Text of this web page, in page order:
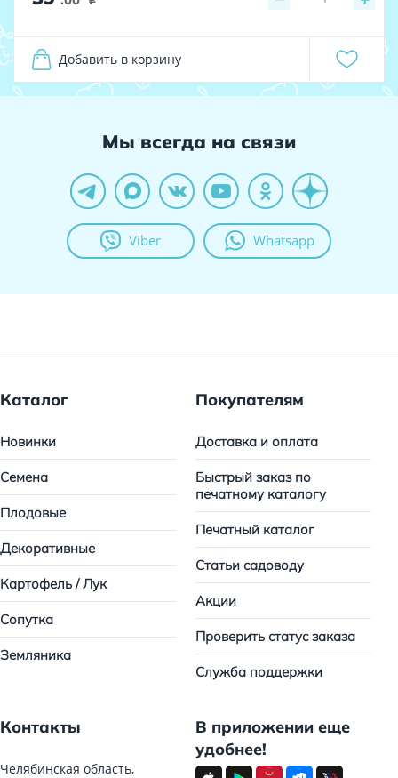
Добавить в корзину
Мы всегда на связи
Viber Whatsapp
Каталог
Новинки
Семена
Плодовые
Декоративные
Картофель / Лук
Сопутка
Земляника
Покупателям
Доставка и оплата
Быстрый заказ по
печатному каталогу
Печатный каталог
Статьи садоводу
Акции
Проверить статус заказа
Служба поддержки
Контакты
Челябинская область,
В приложении еще
удобнее!